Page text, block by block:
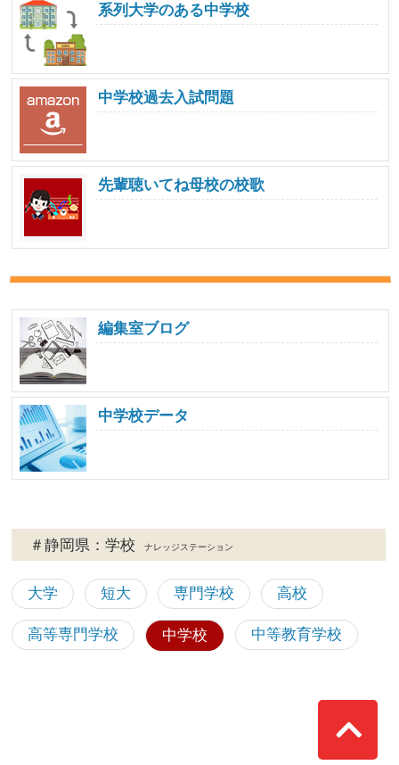
系列大学のある中学校
中学校過去入試問題
先輩聴いてね母校の校歌
編集室ブログ
中学校データ
＃静岡県：学校 ナレッジステーション
大学 短大 専門学校 高校
高等専門学校 中学校 中等教育学校
Top